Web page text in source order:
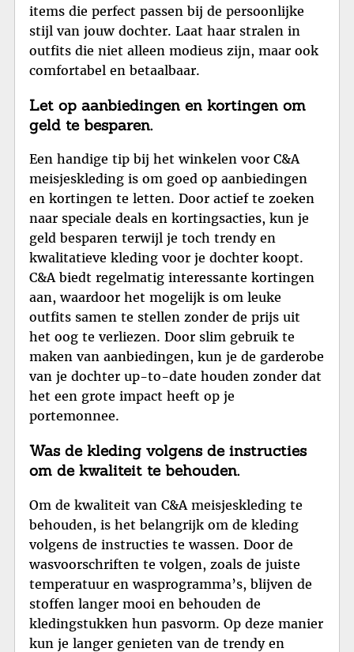
items die perfect passen bij de persoonlijke
stijl van jouw dochter. Laat haar stralen in
outfits die niet alleen modieus zijn, maar ook
comfortabel en betaalbaar.
Let op aanbiedingen en kortingen om
geld te besparen.
Een handige tip bij het winkelen voor C&A
meisjeskleding is om goed op aanbiedingen
en kortingen te letten. Door actief te zoeken
naar speciale deals en kortingsacties, kun je
geld besparen terwijl je toch trendy en
kwalitatieve kleding voor je dochter koopt.
C&A biedt regelmatig interessante kortingen
aan, waardoor het mogelijk is om leuke
outfits samen te stellen zonder de prijs uit
het oog te verliezen. Door slim gebruik te
maken van aanbiedingen, kun je de garderobe
van je dochter up-to-date houden zonder dat
het een grote impact heeft op je
portemonnee.
Was de kleding volgens de instructies
om de kwaliteit te behouden.
Om de kwaliteit van C&A meisjeskleding te
behouden, is het belangrijk om de kleding
volgens de instructies te wassen. Door de
wasvoorschriften te volgen, zoals de juiste
temperatuur en wasprogramma’s, blijven de
stoffen langer mooi en behouden de
kledingstukken hun pasvorm. Op deze manier
kun je langer genieten van de trendy en